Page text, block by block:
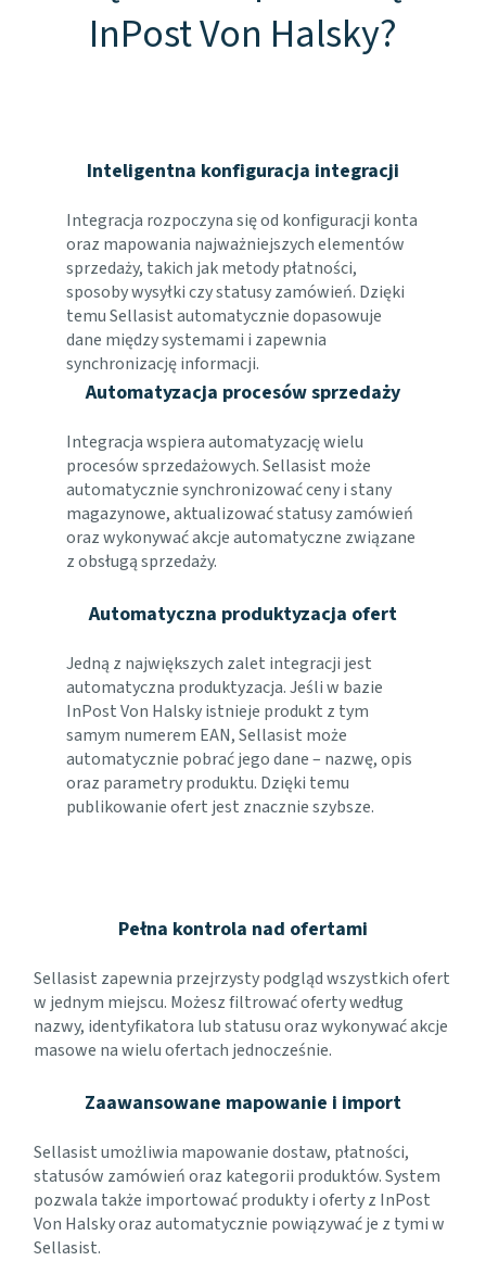
InPost Von Halsky?
Inteligentna konfiguracja integracji
Integracja rozpoczyna się od konfiguracji konta
oraz mapowania najważniejszych elementów
sprzedaży, takich jak metody płatności,
sposoby wysyłki czy statusy zamówień. Dzięki
temu Sellasist automatycznie dopasowuje
dane między systemami i zapewnia
synchronizację informacji.
Automatyzacja procesów sprzedaży
Integracja wspiera automatyzację wielu
procesów sprzedażowych. Sellasist może
automatycznie synchronizować ceny i stany
magazynowe, aktualizować statusy zamówień
oraz wykonywać akcje automatyczne związane
z obsługą sprzedaży.
Automatyczna produktyzacja ofert
Jedną z największych zalet integracji jest
automatyczna produktyzacja. Jeśli w bazie
InPost Von Halsky istnieje produkt z tym
samym numerem EAN, Sellasist może
automatycznie pobrać jego dane – nazwę, opis
oraz parametry produktu. Dzięki temu
publikowanie ofert jest znacznie szybsze.
Pełna kontrola nad ofertami
Sellasist zapewnia przejrzysty podgląd wszystkich ofert
w jednym miejscu. Możesz filtrować oferty według
nazwy, identyfikatora lub statusu oraz wykonywać akcje
masowe na wielu ofertach jednocześnie.
Zaawansowane mapowanie i import
Sellasist umożliwia mapowanie dostaw, płatności,
statusów zamówień oraz kategorii produktów. System
pozwala także importować produkty i oferty z InPost
Von Halsky oraz automatycznie powiązywać je z tymi w
Sellasist.